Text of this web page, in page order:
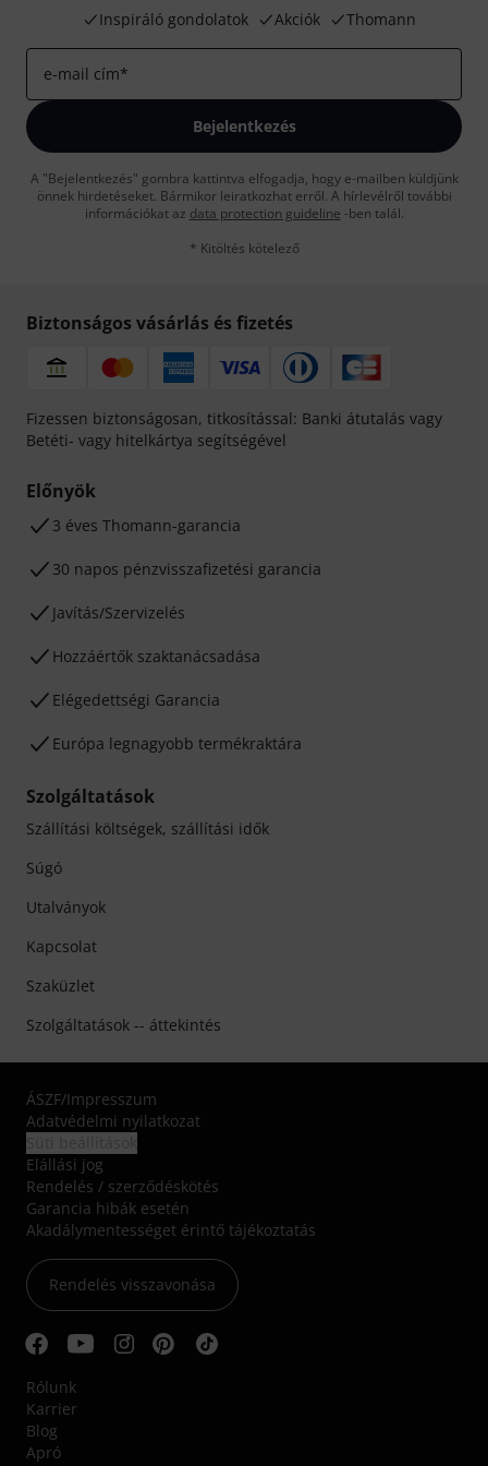
Inspiráló gondolatok
Akciók Thomann
e-mail cím*
Bejelentkezés
A "Bejelentkezés" gombra kattintva elfogadja, hogy e-mailben küldjünk
önnek hirdetéseket. Bármikor leiratkozhat erről. A hírlevélről további
információkat az data protection guideline -ben talál.
* Kitöltés kötelező
Biztonságos vásárlás és fizetés
Fizessen biztonságosan, titkosítással: Banki átutalás vagy
Betéti- vagy hitelkártya segítségével
Előnyök
3 éves Thomann-garancia
30 napos pénzvisszafizetési garancia
Javítás/Szervizelés
Hozzáértők szaktanácsadása
Elégedettségi Garancia
Európa legnagyobb termékraktára
Szolgáltatások
Szállítási költségek, szállítási idők
Súgó
Utalványok
Kapcsolat
Szaküzlet
Szolgáltatások -- áttekintés
ÁSZF/Impresszum
Adatvédelmi nyilatkozat
Elállási jog
Rendelés / szerződéskötés
Garancia hibák esetén
Akadálymentességet érintő tájékoztatás
Rendelés visszavonása
Rólunk
Karrier
Blog
Apró